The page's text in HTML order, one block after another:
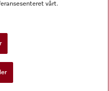
vårt.